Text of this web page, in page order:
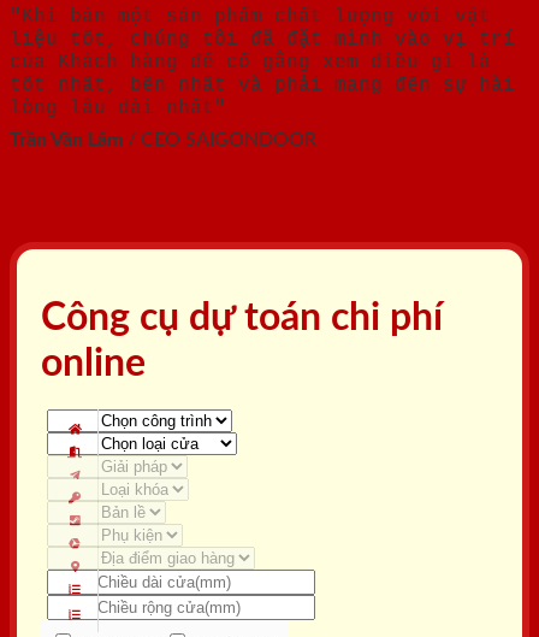
"Khi bán một sản phẩm chất lượng với vật
liệu tốt, chúng tôi đã đặt mình vào vị trí
của Khách hàng để cố gắng xem điều gì là
tốt nhất, bền nhất và phải mang đến sự hài
lòng lâu dài nhất"
Trần Văn Lãm / CEO SAIGONDOOR
Công cụ dự toán chi phí
online